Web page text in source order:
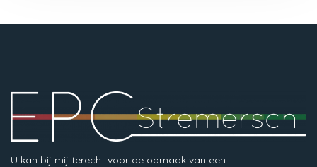
U kan bij mij terecht voor de opmaak van een